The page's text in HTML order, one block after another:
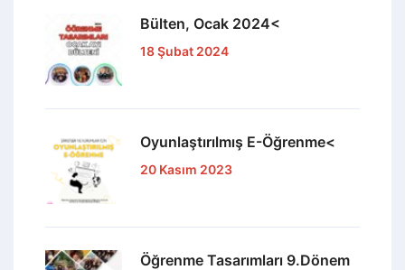
Bülten, Ocak 2024<
18 Şubat 2024
Oyunlaştırılmış E-Öğrenme<
20 Kasım 2023
Öğrenme Tasarımları 9.Dönem